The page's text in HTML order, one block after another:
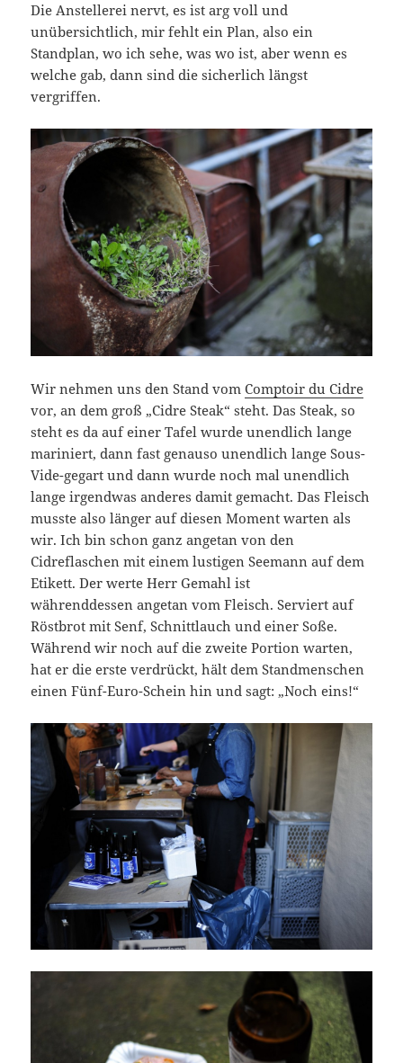
Die Anstellerei nervt, es ist arg voll und
unübersichtlich, mir fehlt ein Plan, also ein
Standplan, wo ich sehe, was wo ist, aber wenn es
welche gab, dann sind die sicherlich längst
vergriffen.
Wir nehmen uns den Stand vomComptoir du Cidre
vor, an dem groß „Cidre Steak“ steht. Das Steak, so
steht es da auf einer Tafel wurde unendlich lange
mariniert, dann fast genauso unendlich lange Sous-
Vide-gegart und dann wurde noch mal unendlich
lange irgendwas anderes damit gemacht. Das Fleisch
musste also länger auf diesen Moment warten als
wir. Ich bin schon ganz angetan von den
Cidreflaschen mit einem lustigen Seemann auf dem
Etikett. Der werte Herr Gemahl ist
währenddessen angetan vom Fleisch. Serviert auf
Röstbrot mit Senf, Schnittlauch und einer Soße.
Während wir noch auf die zweite Portion warten,
hat er die erste verdrückt, hält dem Standmenschen
einen Fünf-Euro-Schein hin und sagt: „Noch eins!“